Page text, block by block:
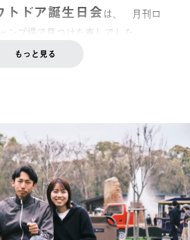
トドア誕生日会 は、 月刊ロ
ンプ場で見つけた春 」でした。
もっと見る